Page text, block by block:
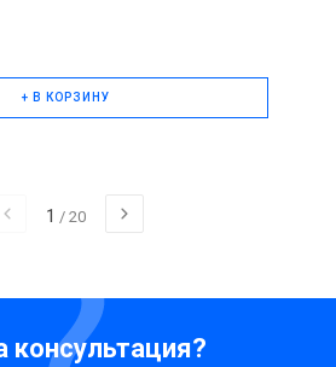
+ В КОРЗИНУ
1 / 20
консультация?